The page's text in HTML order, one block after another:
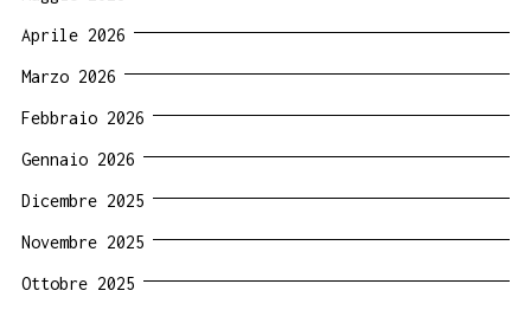
Aprile 2026
Marzo 2026
Febbraio 2026
Gennaio 2026
Dicembre 2025
Novembre 2025
Ottobre 2025